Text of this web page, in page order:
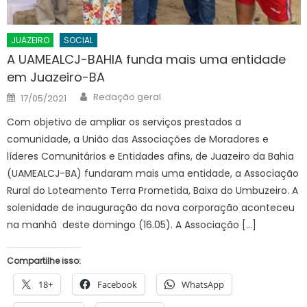
JUAZEIRO SOCIAL
A UAMEALCJ-BAHIA funda mais uma entidade
em Juazeiro-BA
Posted
on
17/05/2021 Author
Redação geral
Com objetivo de ampliar os serviços prestados a
comunidade, a União das Associações de Moradores e
líderes Comunitários e Entidades afins, de Juazeiro da Bahia
(UAMEALCJ-BA) fundaram mais uma entidade, a Associação
Rural do Loteamento Terra Prometida, Baixa do Umbuzeiro. A
solenidade de inauguração da nova corporação aconteceu
na manhã deste domingo (16.05). A Associação […]
Compartilhe isso:
18+ Facebook WhatsApp